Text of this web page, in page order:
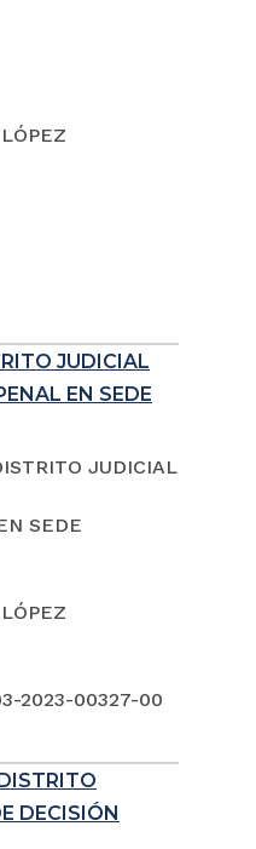
JUDICIAL
EN SEDE
JUDICIAL
SEDE
2023-00327-00
DECISIÓN